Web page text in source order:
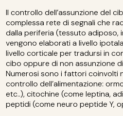
Il controllo dell’assunzione del
complessa rete di segnali che
dalla periferia (tessuto adiposo,
vengono elaborati a livello
livello corticale per tradursi in
cibo oppure di non assunzione
Numerosi sono i fattori coinvolti
controllo dell’alimentazione:
etc..), citochine (come leptina,
peptidi (come neuro peptide Y,